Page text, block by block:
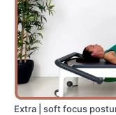
Extra | soft focus